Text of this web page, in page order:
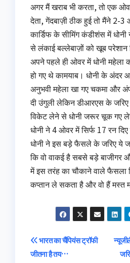
अगर मैं खराब भी करता, तो एक
देता, गेंदबाज़ी ठीक हुई तो मैंने 2-3
कार्डिफ के सीमिंग कंडीशंस में धोनी
से लंकाई बल्लेबाज़ों को खूब परेशान
अपने पहले ही ओवर में धोनी महेला
हो गए थे कामयाब। धोनी के अंदर
अनुभवी महेला खा गए चकमा और
दी उंगुली लेकिन डीआरएस के
विकेट लेने से धोनी जरूर चूक गए
धोनी ने 4 ओवर में सिर्फ 17 रन
धोनी ने इस बड़े फैसले के जरिए ये
कि वो वाकई है सबसे बड़े
में इस तरंह का चौकाने वाले फैसला
कप्तान ले सकता है और वो हैं मस्त
Post
भारत का चैंपियंस ट्रॉफी
जीतना है तय…